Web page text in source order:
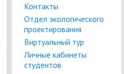
Контакты
Отдел экологического
проектирования
Виртуальный тур
Личные кабинеты
студентов